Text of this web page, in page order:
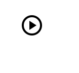
play_circle